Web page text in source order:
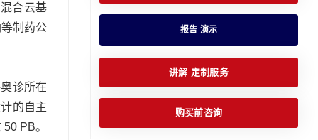
合云基
制药公
诊所在
的自主
PB。
报告 演示
讲解 定制服务
购买前咨询